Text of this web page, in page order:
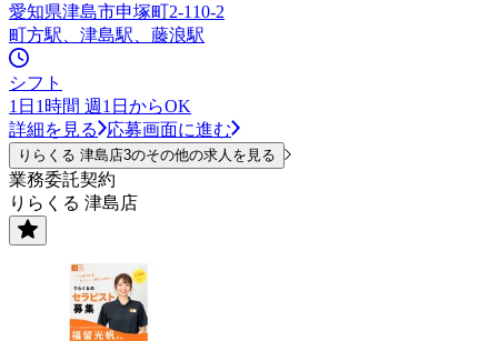
愛知県津島市申塚町2-110-2
町方駅、津島駅、藤浪駅
シフト
1日1時間 週1日からOK
詳細を見る
応募画面に進む
りらくる 津島店3のその他の求人を見る
業務委託契約
りらくる 津島店